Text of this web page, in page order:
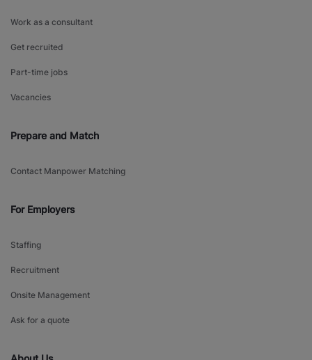
Work as a consultant
Get recruited
Part-time jobs
Vacancies
Prepare and Match
Contact Manpower Matching
For Employers
Staffing
Recruitment
Onsite Management
Ask for a quote